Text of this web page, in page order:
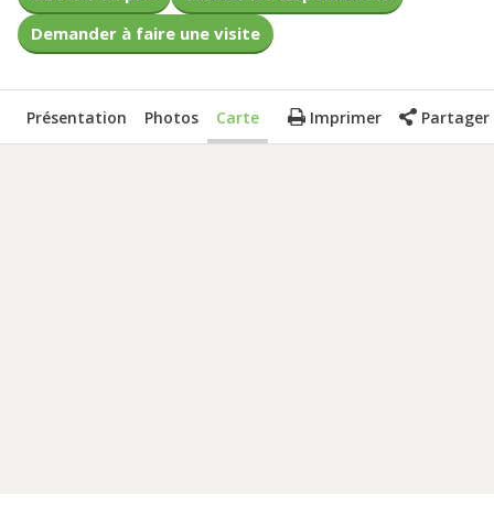
Demander à faire une visite
Présentation Photos Carte Imprimer Partager